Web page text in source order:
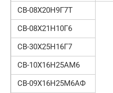
СВ-08Х20Н9Г7Т
СВ-08Х21Н10Г6
СВ-30Х25Н16Г7
СВ-10Х16Н25АМ6
СВ-09Х16Н25М6АФ